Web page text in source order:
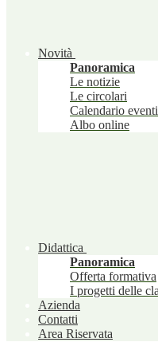
Novità
Panoramica
Le notizie
Le circolari
Calendario eventi
Albo online
Didattica
Panoramica
Offerta formativa
I progetti delle
Azienda
Contatti
Area Riservata